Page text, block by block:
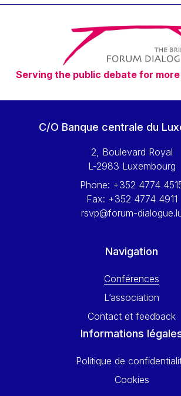
Timothy Radcliffe
Vaclav Klaus
Vassilios Skouris
Vítor Manuel da Silva
Viviane Reding
Walter Hagg
Wolfgang Ketterle
Yossi Beillin
Yves FRANCHET
Serving the public debate for
C/O Banque centrale du
2, Boulevard Royal
L-2983 Luxembourg
Phone: +352 4774
Fax: +352 4774 4911
rsvp@forum-
Navigation
Conférences
L’association
Contact et feedback
Informations
Politique de
Cookies